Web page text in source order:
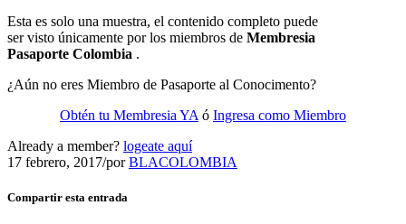
Esta es solo una muestra, el contenido completo puede
ser visto únicamente por los miembros de Membresia
Pasaporte Colombia .
¿Aún no eres Miembro de Pasaporte al Conocimento?
Obtén tu Membresia YA ó Ingresa como Miembro
Already a member? logeate aquí
17 febrero, 2017/porBLACOLOMBIA
Compartir esta entrada